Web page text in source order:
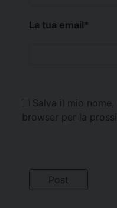
La tua email*
Salva il mio
browser per la